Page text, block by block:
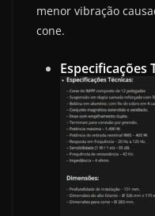
menor vibração
cone.
Especificações